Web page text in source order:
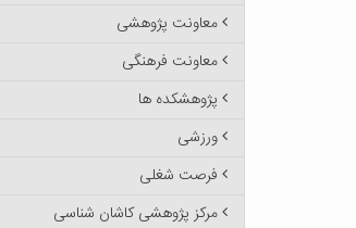
معاونت پژوهشی
معاونت فرهنگی
پژوهشکده ها
ورزشی
فرصت شغلی
مرکز پژوهشی کاشان شناسی